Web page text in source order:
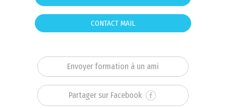
CONTACT MAIL
Envoyer formation à un ami
Partager sur Facebook